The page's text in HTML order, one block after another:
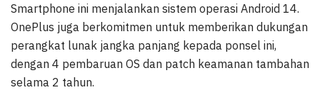
Smartphone ini menjalankan sistem operasi Android 14.
OnePlus juga berkomitmen untuk memberikan dukungan
perangkat lunak jangka panjang kepada ponsel ini,
dengan 4 pembaruan OS dan patch keamanan tambahan
selama 2 tahun.